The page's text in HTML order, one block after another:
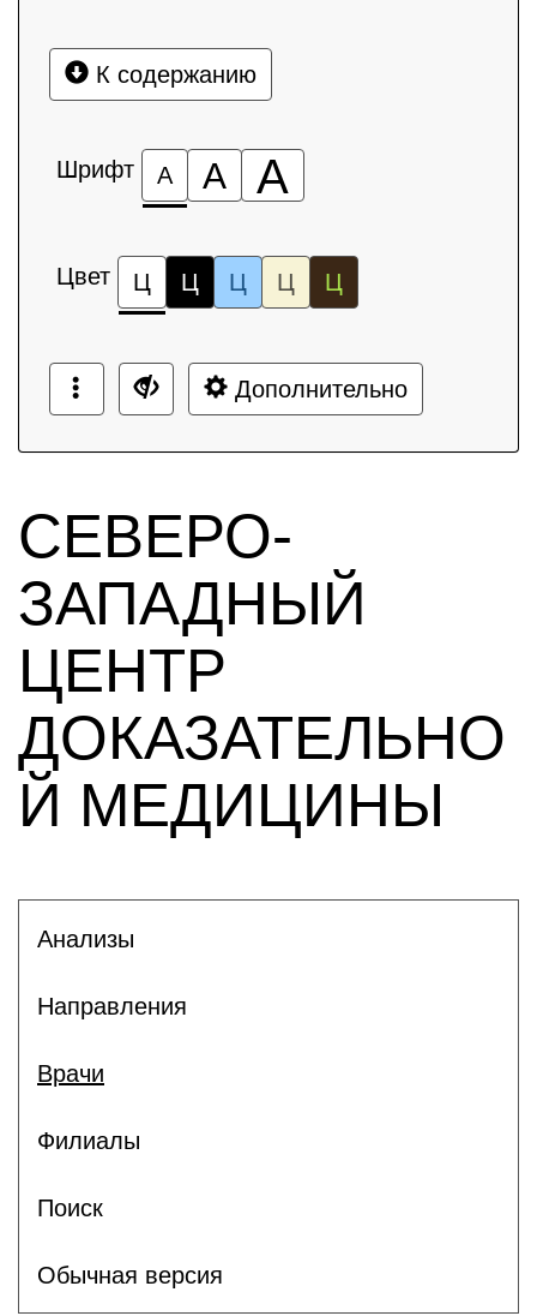
К содержанию
Шрифт А А А
Цвет Ц Ц Ц Ц Ц
Дополнительно
СЕВЕРО-
ЗАПАДНЫЙ
ЦЕНТР
ДОКАЗАТЕЛЬНО
Й МЕДИЦИНЫ
Анализы
Направления
Врачи
Филиалы
Поиск
Обычная версия